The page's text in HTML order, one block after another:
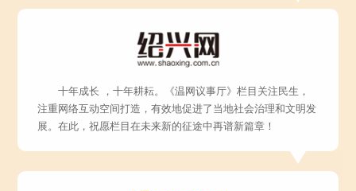
十年成长 ，十年耕耘。《温网议事厅》栏目关注民生，
注重网络互动空间打造，有效地促进了当地社会治理和文明发
展。在此，祝愿栏目在未来新的征途中再谱新篇章！